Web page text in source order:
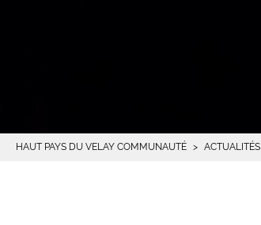
HAUT PAYS DU VELAY COMMUNAUTÉ ACTUALITÉS